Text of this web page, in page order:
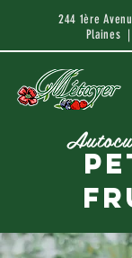
244 1ère
Plaines |